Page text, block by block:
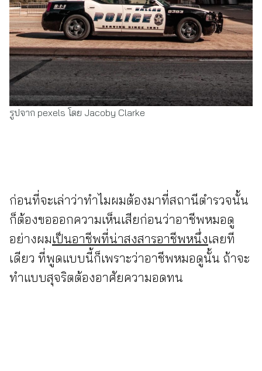
รูปจาก pexels โดย Jacoby Clarke
ก่อนที่จะเล่าว่าทำไมผมต้องมาที่สถานีตำรวจนั้น
ก็ต้องขอออกความเห็นเสียก่อนว่าอาชีพหมอดู
อย่างผมเป็นอาชีพที่น่าสงสารอาชีพหนึ่งเลยที
เดียว ที่พูดแบบนี้ก็เพราะว่าอาชีพหมอดูนั้น ถ้าจะ
ทำแบบสุจริตต้องอาศัยความอดทน